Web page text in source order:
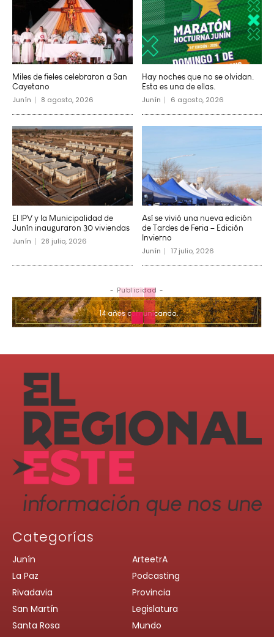
Miles de fieles celebraron a San
Cayetano
Junín 8 agosto, 2026
Hay noches que no se olvidan.
Esta es una de ellas.
Junín 6 agosto, 2026
El IPV y la Municipalidad de
Junín inauguraron 30 viviendas
Junín 28 julio, 2026
Así se vivió una nueva edición
de Tardes de Feria – Edición
Invierno
Junín 17 julio, 2026
- Publicidad -
Categorías
Junín
La Paz
Rivadavia
San Martín
Santa Rosa
ArteetrA
Podcasting
Provincia
Legislatura
Mundo